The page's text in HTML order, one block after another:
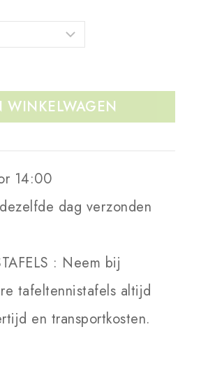
14:00
dag verzonden
: Neem bij
tafeltennistafels altijd
en transportkosten.